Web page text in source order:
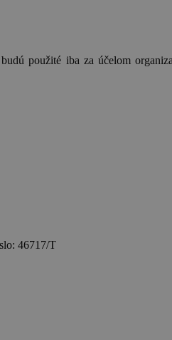
použité iba za účelom
46717/T